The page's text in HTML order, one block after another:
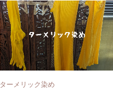
ターメリック染め